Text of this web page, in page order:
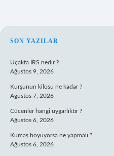
SIDEBAR
SON YAZILAR
Uçakta IRS nedir ?
Ağustos 9, 2026
Kurşunun kilosu ne kadar ?
Ağustos 7, 2026
Cücenler hangi uygarlıktır ?
Ağustos 6, 2026
Kumaş boyuyorsa ne yapmalı ?
Ağustos 6, 2026